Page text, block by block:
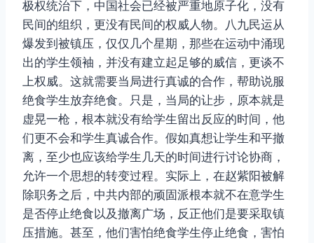
极权统治下，中国社会已经被严重地原子化，没有
民间的组织，更没有民间的权威人物。八九民运从
爆发到被镇压，仅仅几个星期，那些在运动中涌现
出的学生领袖，并没有建立起足够的威信，更谈不
上权威。这就需要当局进行真诚的合作，帮助说服
绝食学生放弃绝食。只是，当局的让步，原本就是
虚晃一枪，根本就没有给学生留出反应的时间，他
们更不会和学生真诚合作。假如真想让学生和平撤
离，至少也应该给学生几天的时间进行讨论协商，
允许一个思想的转变过程。实际上，在赵紫阳被解
除职务之后，中共内部的顽固派根本就不在意学生
是否停止绝食以及撤离广场，反正他们是要采取镇
压措施。甚至，他们害怕绝食学生停止绝食，害怕